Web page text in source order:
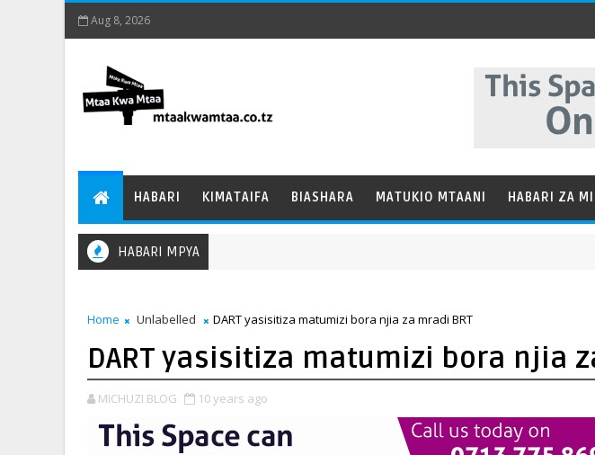
Aug 8, 2026
HABARI KIMATAIFA BIASHARA MATUKIO MTAANI HABARI ZA
HABARI MPYA
Home Unlabelled DART yasisitiza matumizi bora njia za mradi BRT
DART yasisitiza matumizi bora njia
MICHUZI BLOG 10 years ago